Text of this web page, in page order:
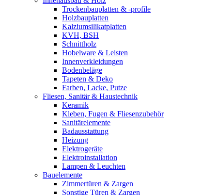
Trockenbauplatten & -profile
Holzbauplatten
Kalziumsilikatplatten
KVH, BSH
Schnittholz
Hobelware & Leisten
Innenverkleidungen
Bodenbeläge
Tapeten & Deko
Farben, Lacke, Putze
Fliesen, Sanitär & Haustechnik
Keramik
Kleben, Fugen & Fliesenzubehör
Sanitärelemente
Badausstattung
Heizung
Elektrogeräte
Elektroinstallation
Lampen & Leuchten
Bauelemente
Zimmertüren & Zargen
Sonstige Türen & Zargen